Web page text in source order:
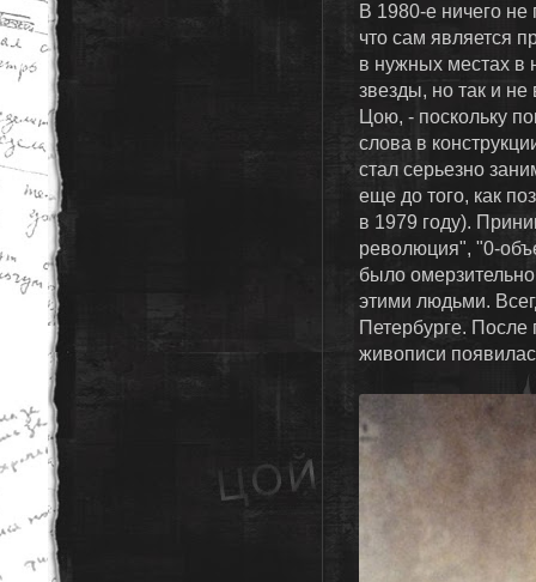
В 1980-е ничего не
что сам является
в нужных местах в
звезды, но так и
Цою, - поскольку
слова в
стал серьезно
еще до того, как
в 1979 году).
революция", "0-
было
этими людьми.
Петербурге.
живописи